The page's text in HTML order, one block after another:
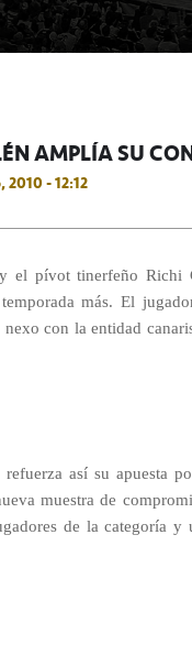
AMPLÍA SU
- 12:12
el pívot tinerfeño Richi
más. El
con la entidad
así su apuesta
muestra de
de la categoría y